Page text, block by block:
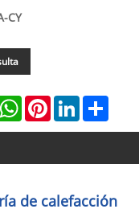
CY
WhatsApp
PinterestLinkedIn
de calefacción